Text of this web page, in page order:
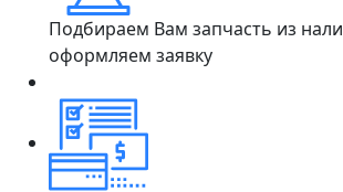
Подбираем Вам запчасть из
оформляем заявку